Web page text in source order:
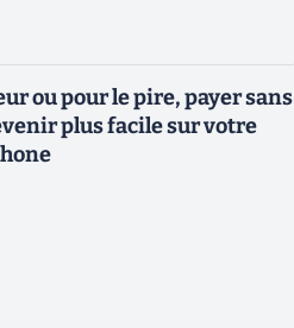
ou pour le pire, payer sans
plus facile sur votre